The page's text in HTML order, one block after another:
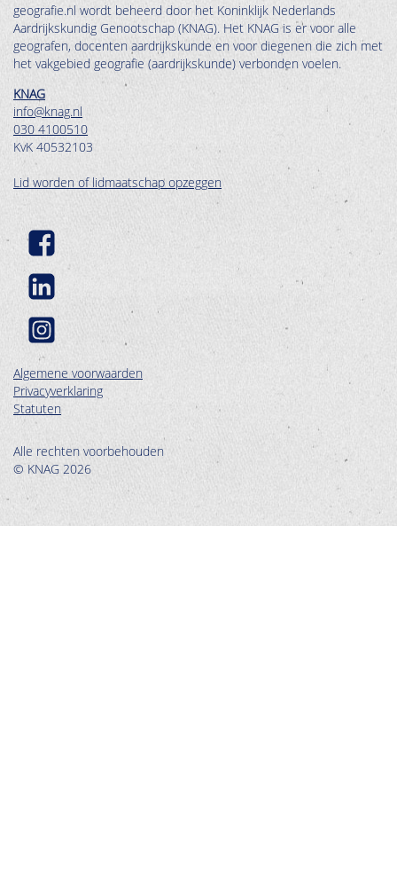
geografie.nl wordt beheerd door het Koninklijk Nederlands
Aardrijkskundig Genootschap (KNAG). Het KNAG is er voor alle
geografen, docenten aardrijkskunde en voor diegenen die zich met
het vakgebied geografie (aardrijkskunde) verbonden voelen.
KNAG
info@knag.nl
030 4100510
KvK 40532103
Lid worden of lidmaatschap opzeggen
Algemene voorwaarden
Privacyverklaring
Statuten
Alle rechten voorbehouden
© KNAG 2026